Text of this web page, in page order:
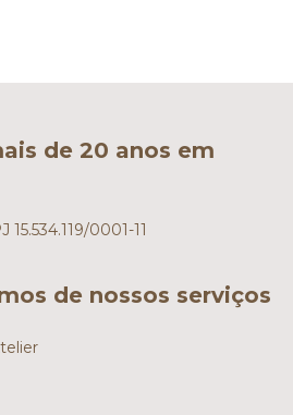
de 20 anos em
0001-11
de nossos serviços